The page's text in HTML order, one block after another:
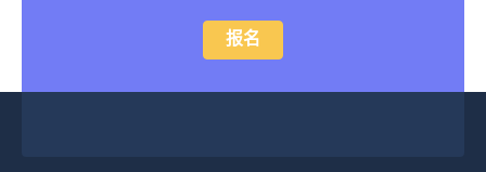
报名